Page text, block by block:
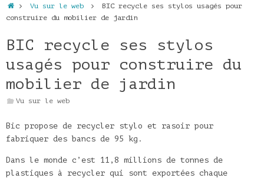
Accueil
Vu sur le web
BIC recycle ses stylos usagés pour
construire du mobilier de jardin
BIC recycle ses stylos
usagés pour construire du
mobilier de jardin
Vu sur le web
Bic propose de recycler stylo et rasoir pour
fabriquer des bancs de 95 kg.
Dans le monde c’est 11,8 millions de tonnes de
plastiques à recycler qui sont exportées chaque